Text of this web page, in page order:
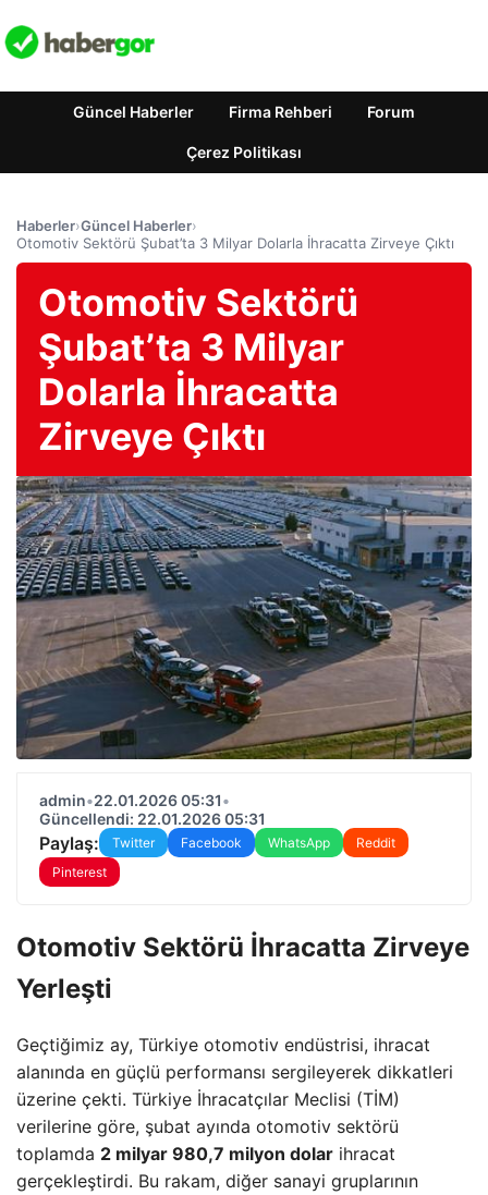
Güncel Haberler Firma Rehberi Forum
Çerez Politikası
Haberler›Güncel Haberler›
Otomotiv Sektörü Şubat’ta 3 Milyar Dolarla İhracatta Zirveye Çıktı
Otomotiv Sektörü
Şubat’ta 3 Milyar
Dolarla İhracatta
Zirveye Çıktı
admin•22.01.2026 05:31•
Güncellendi: 22.01.2026 05:31
Paylaş: Twitter Facebook WhatsApp
Reddit
Pinterest
Otomotiv Sektörü İhracatta Zirveye
Yerleşti
Geçtiğimiz ay, Türkiye otomotiv endüstrisi, ihracat
alanında en güçlü performansı sergileyerek dikkatleri
üzerine çekti. Türkiye İhracatçılar Meclisi (TİM)
verilerine göre, şubat ayında otomotiv sektörü
toplamda 2 milyar 980,7 milyon dolar ihracat
gerçekleştirdi. Bu rakam, diğer sanayi gruplarının